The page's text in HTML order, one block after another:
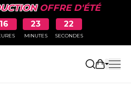
OFFRE D'ÉTÉ
16 23
MINUTES
22
SECONDES
Ouvrir